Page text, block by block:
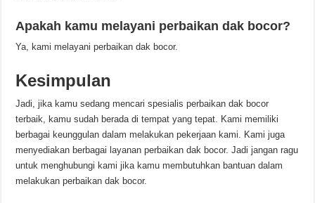
Apakah kamu melayani perbaikan dak bocor?
Ya, kami melayani perbaikan dak bocor.
Kesimpulan
Jadi, jika kamu sedang mencari spesialis perbaikan dak bocor
terbaik, kamu sudah berada di tempat yang tepat. Kami memiliki
berbagai keunggulan dalam melakukan pekerjaan kami. Kami juga
menyediakan berbagai layanan perbaikan dak bocor. Jadi jangan ragu
untuk menghubungi kami jika kamu membutuhkan bantuan dalam
melakukan perbaikan dak bocor.